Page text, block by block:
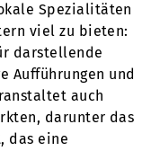
Spezialitäten
viel zu bieten:
darstellende
Aufführungen und
auch
darunter das
das eine